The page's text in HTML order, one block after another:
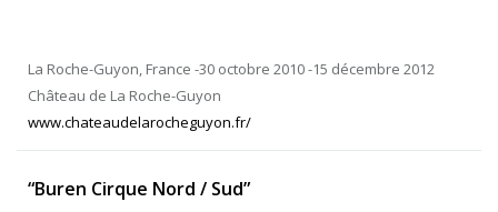
La Roche-Guyon, France -30 octobre 2010 -15 décembre 2012
Château de La Roche-Guyon
www.chateaudelarocheguyon.fr/
“Buren Cirque Nord / Sud”